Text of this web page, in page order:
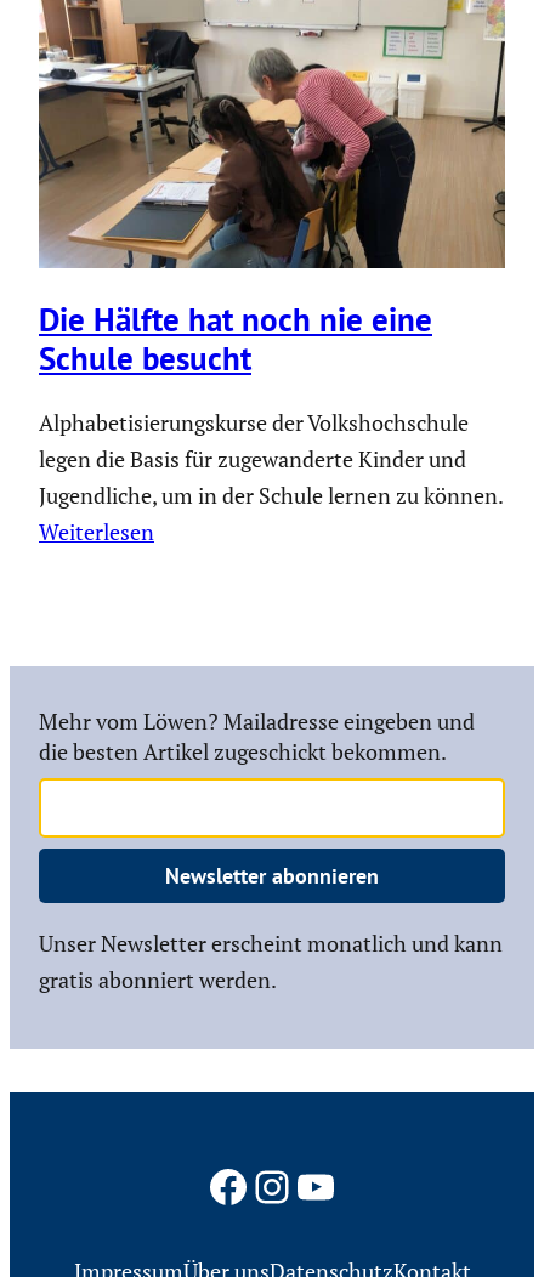
Die Hälfte hat noch nie eine
Schule besucht
Alphabetisierungskurse der Volkshochschule
legen die Basis für zugewanderte Kinder und
Jugendliche, um in der Schule lernen zu können.
Weiterlesen
Mehr vom Löwen? Mailadresse eingeben und
die besten Artikel zugeschickt bekommen.
Newsletter abonnieren
Unser Newsletter erscheint monatlich und kann
gratis abonniert werden.
Facebook
Instagram
YouTube
ImpressumÜber unsDatenschutzKontakt